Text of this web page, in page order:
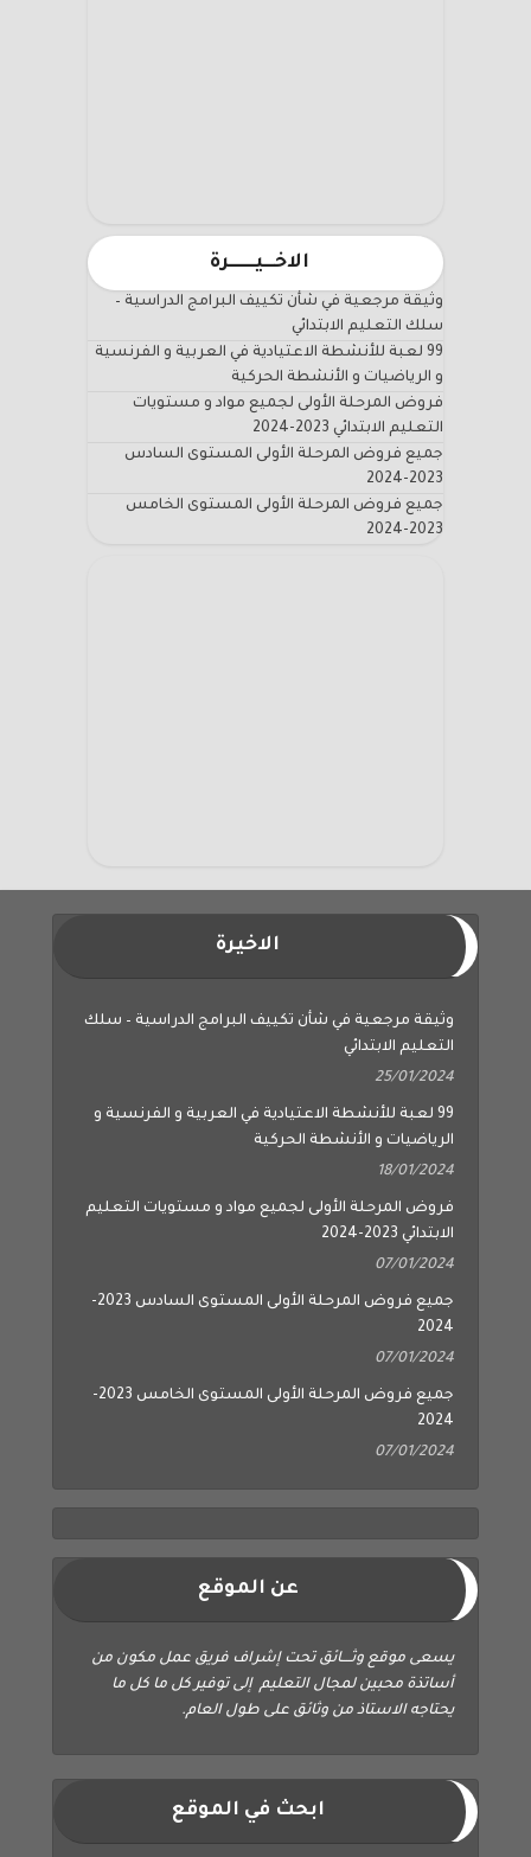
الاخـــيـــــــرة
وثيقة مرجعية في شأن تكييف البرامج الدراسية –
سلك التعليم الابتدائي
99 لعبة للأنشطة الاعتيادية في العربية و الفرنسية
و الرياضيات و الأنشطة الحركية
فروض المرحلة الأولى لجميع مواد و مستويات
التعليم الابتدائي 2023-2024
جميع فروض المرحلة الأولى المستوى السادس
2023-2024
جميع فروض المرحلة الأولى المستوى الخامس
2023-2024
الاخيرة
وثيقة مرجعية في شأن تكييف البرامج الدراسية – سلك
التعليم الابتدائي
25/01/2024
99 لعبة للأنشطة الاعتيادية في العربية و الفرنسية و
الرياضيات و الأنشطة الحركية
18/01/2024
فروض المرحلة الأولى لجميع مواد و مستويات التعليم
الابتدائي 2023-2024
07/01/2024
جميع فروض المرحلة الأولى المستوى السادس 2023-
2024
07/01/2024
جميع فروض المرحلة الأولى المستوى الخامس 2023-
2024
07/01/2024
عن الموقع
يسعى موقع وثــــائق تحت إشراف فريق عمل مكون من
أساتذة محبين لمجال التعليم إلى توفير كل ما كل ما
يحتاجه الاستاذ من وثائق على طول العام.
ابحث في الموقع